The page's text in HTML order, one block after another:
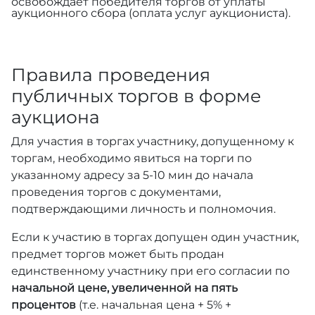
аукционного сбора (оплата услуг аукциониста).
Правила проведения
публичных торгов в форме
аукциона
Для участия в торгах участнику, допущенному к
торгам, необходимо явиться на торги по
указанному адресу за 5-10 мин до начала
проведения торгов с документами,
подтверждающими личность и полномочия.
Если к участию в торгах допущен один участник,
предмет торгов может быть продан
единственному участнику при его согласии по
начальной цене, увеличенной на пять
процентов (т.е. начальная цена + 5% +